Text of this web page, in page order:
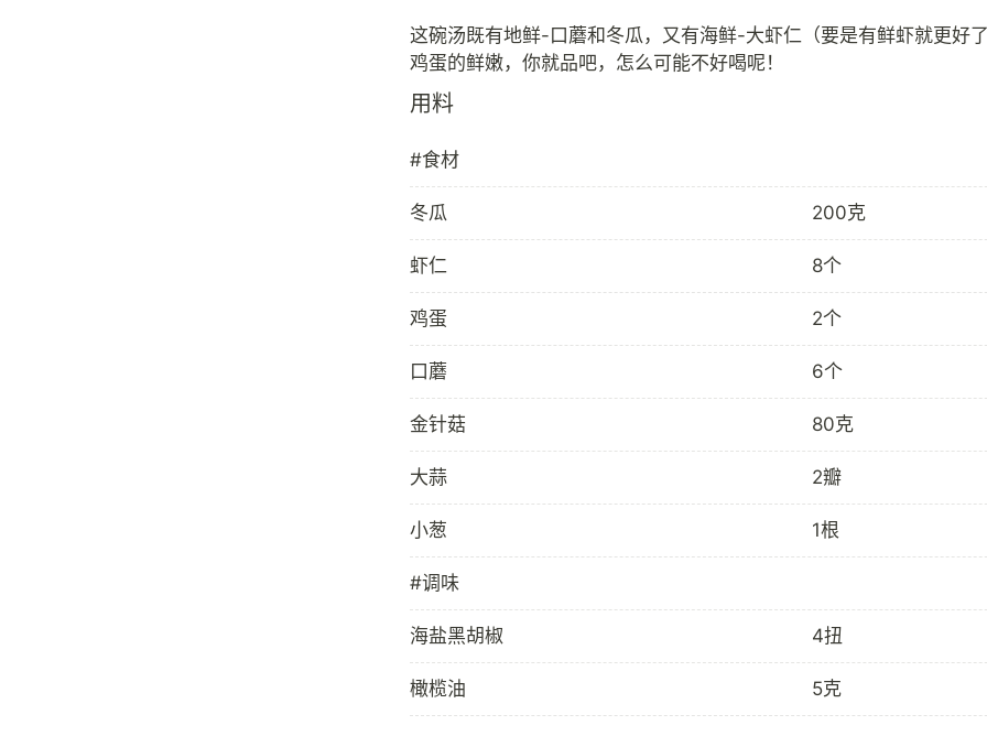
这碗汤既有地鲜-口蘑和冬瓜，又有海鲜-大虾仁（要是有鲜虾就更好
用料
#食材
冬瓜 200克
虾仁 8个
鸡蛋 2个
口蘑 6个
金针菇 80克
大蒜 2瓣
小葱 1根
#调味
海盐黑胡椒 4扭
橄榄油 5克